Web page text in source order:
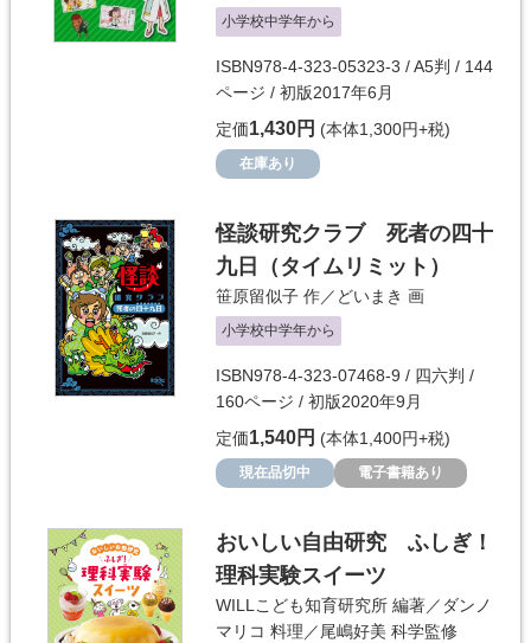
小学校中学年から
ISBN978-4-323-05323-3 / A5判 / 144
ページ / 初版2017年6月
定価1,430円 (本体1,300円+税)
在庫あり
怪談研究クラブ 死者の四十
九日（タイムリミット）
笹原留似子 作／ どいまき 画
小学校中学年から
ISBN978-4-323-07468-9 / 四六判 /
160ページ / 初版2020年9月
定価1,540円 (本体1,400円+税)
現在品切中 電子書籍あり
おいしい自由研究 ふしぎ！
理科実験スイーツ
WILLこども知育研究所 編著／ ダンノ
マリコ 料理／尾嶋好美 科学監修